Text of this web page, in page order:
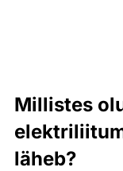
Millistes
läheb?